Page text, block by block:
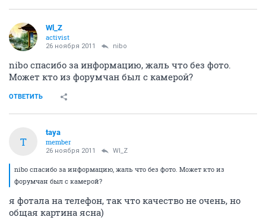
Wl_Z
activist
26 ноября 2011 nibo
nibo спасибо за информацию, жаль что без фото.
Может кто из форумчан был с камерой?
ОТВЕТИТЬ
T
taya
member
26 ноября 2011 Wl_Z
nibo спасибо за информацию, жаль что без фото. Может кто из
форумчан был с камерой?
я фотала на телефон, так что качество не очень, но
общая картина ясна)